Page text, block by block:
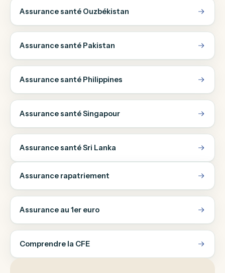
Assurance santé Ouzbékistan
Assurance santé Pakistan
Assurance santé Philippines
Assurance santé Singapour
Assurance santé Sri Lanka
Assurance rapatriement
Assurance au 1er euro
Comprendre la CFE